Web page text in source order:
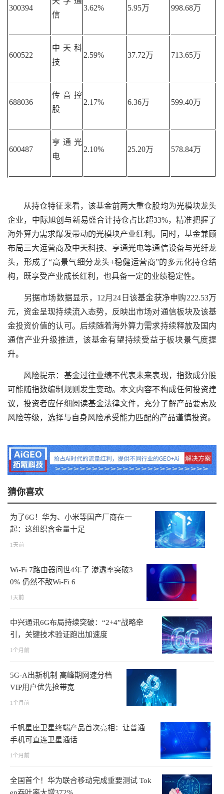
300394
信
3.62% 5.95万 998.68万
600522
中天科
技
2.59% 37.72万 713.65万
688036
传音控
股
2.17% 6.36万 599.40万
600487
亨通光
电
2.10% 25.20万 578.84万
从持仓特征来看，该基金前两大重仓股均为光模块龙头
企业，中际旭创与新易盛合计持仓占比超33%，精准把握了
海外算力需求爆发带动的光模块产业红利。同时，基金兼顾
布局三大运营商及中天科技、亨通光电等通信设备与光纤龙
头，形成了“高景气细分龙头+稳健运营商”的多元化持仓结
构，既享受产业成长红利，也具备一定的业绩稳定性。
另据市场数据显示，12月24日该基金获净申购222.53万
元，资金呈现持续流入态势，反映出市场对通信板块及该基
金投资价值的认可。后续随着海外算力需求持续释放及国内
通信产业升级推进，该基金有望持续受益于板块景气度提
升。
风险提示：基金过往业绩不代表未来表现，指数成分股
可能随指数编制规则发生变动。本文内容不构成任何投资建
议，投资者应仔细阅读基金法律文件，充分了解产品要素及
风险等级，选择与自身风险承受能力匹配的产品谨慎投资。
猜你喜欢
为了6G！华为、小米等国产厂商在一
起：这组织含金量十足
1天前
Wi-Fi 7路由器问世4年了 渗透率突破3
0% 仍然不敌Wi-Fi 6
1天前
中兴通讯6G布局持续突破：“2+4”战略牵
引，关键技术验证跑出加速度
1个月前
5G-A出新机制 高峰期网速分档
VIP用户优先抢带宽
1个月前
千帆星座卫星终端产品首次亮相：让普通
手机可直连卫星通话
1个月前
全国首个！华为联合移动完成重要测试 Tok